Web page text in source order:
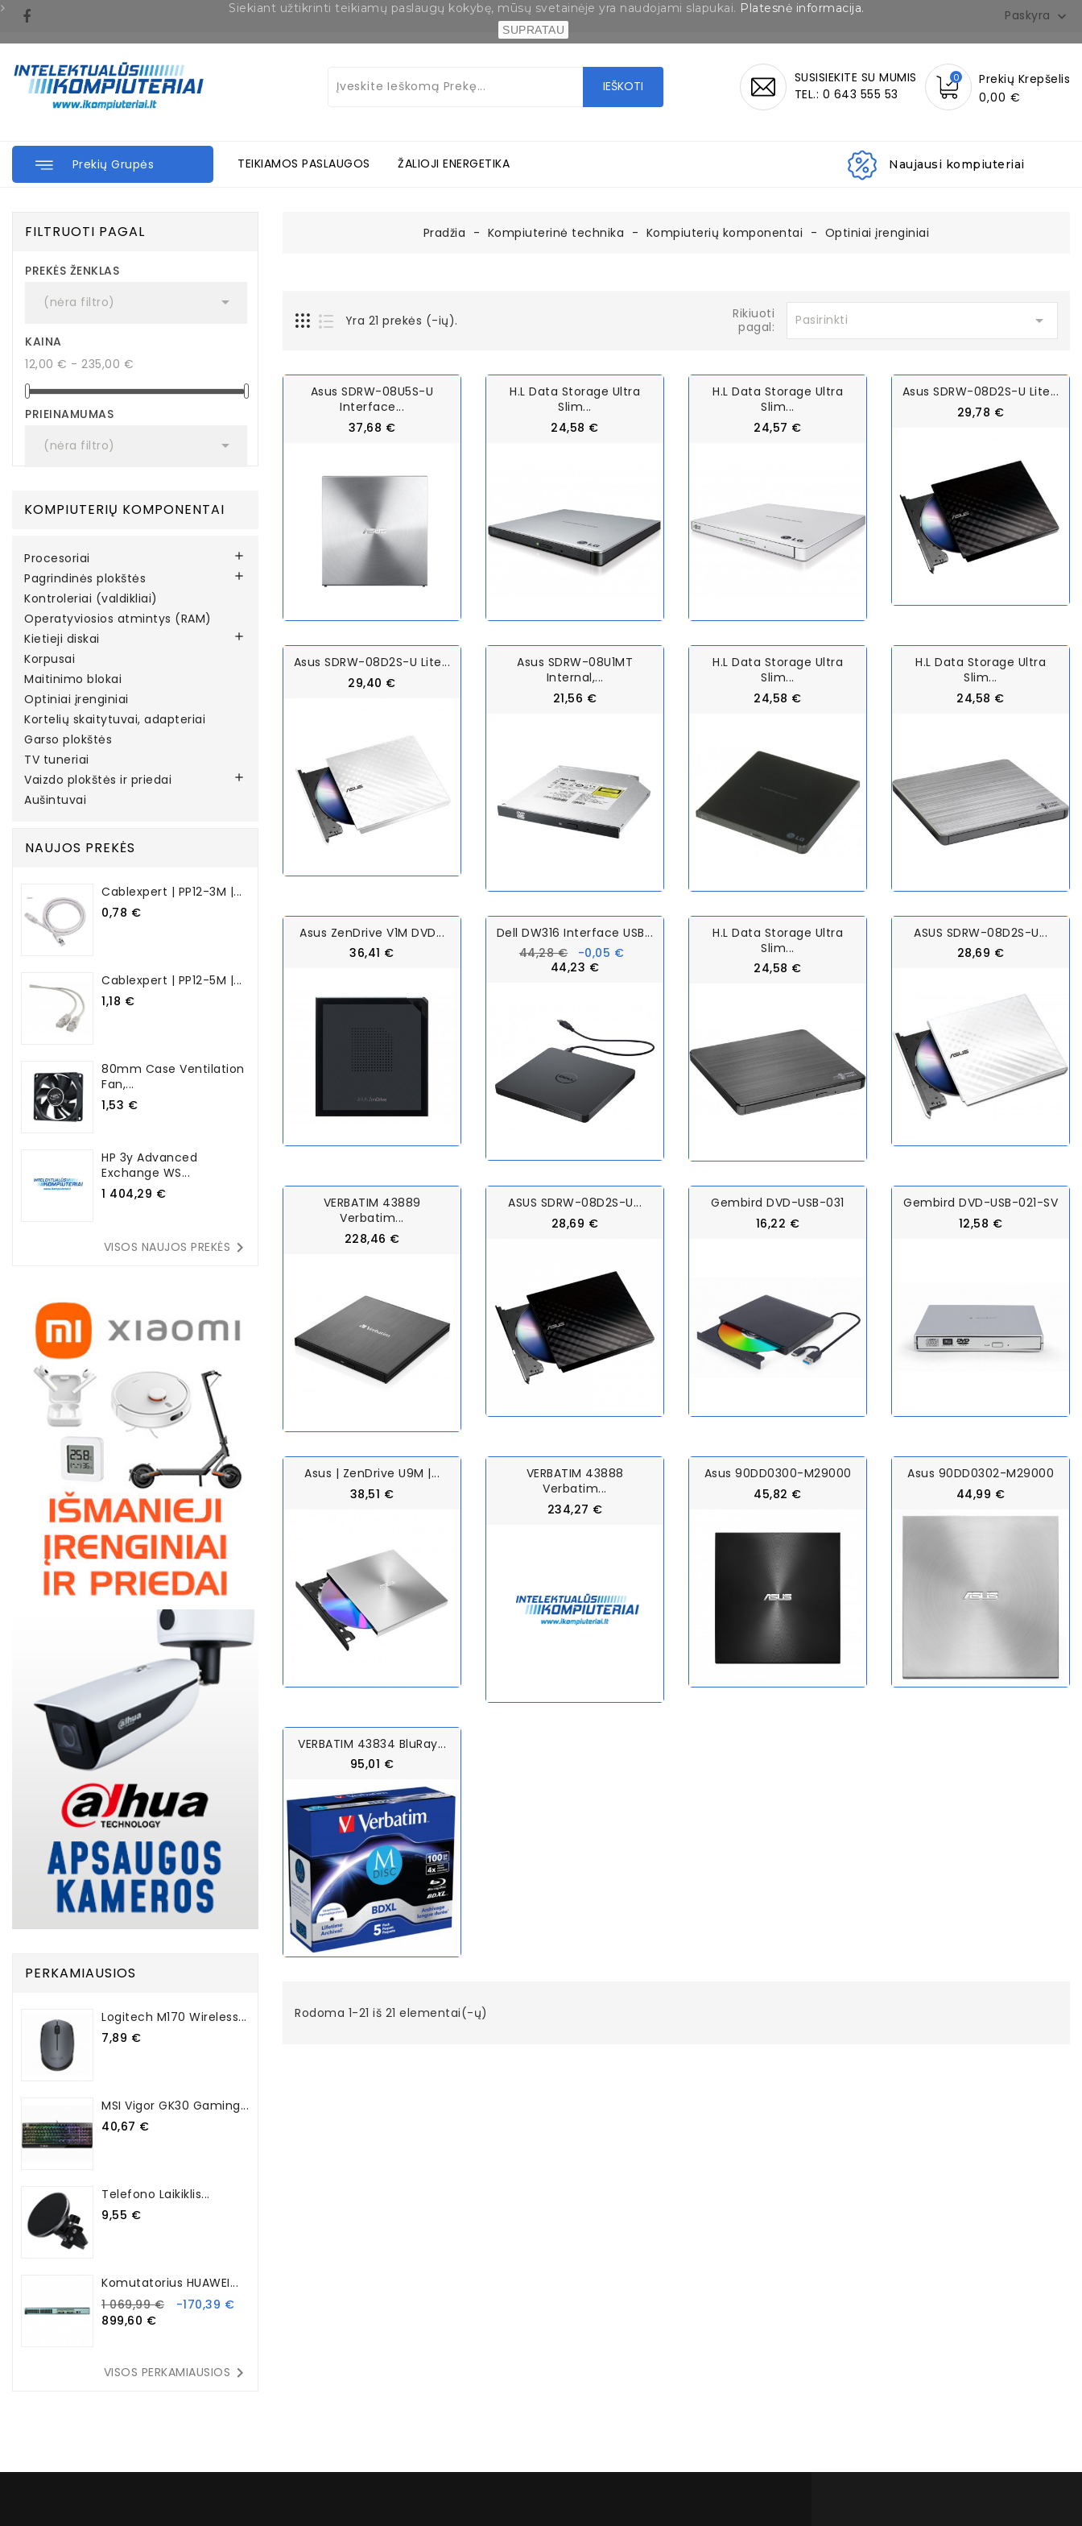
Paskyra 
IEŠKOTI
Prekių Krepšelis
0,00 €
0
SUSISIEKITE SU MUMIS
TEL.: 0 643 555 53
Naujausi kompiuteriai
Prekių Grupės TEIKIAMOS PASLAUGOS ŽALIOJI ENERGETIKA
FILTRUOTI PAGAL
PREKĖS ŽENKLAS
(nėra filtro)

KAINA
12,00 € - 235,00 €
PRIEINAMUMAS
(nėra filtro)

KOMPIUTERIŲ KOMPONENTAI
Procesoriai 
Pagrindinės plokštės 
Kontroleriai (valdikliai)
Operatyviosios atmintys (RAM)
Kietieji diskai

Korpusai
Maitinimo blokai
Optiniai įrenginiai
Kortelių skaitytuvai, adapteriai
Garso plokštės
TV tuneriai
Vaizdo plokštės ir priedai

Aušintuvai
NAUJOS PREKĖS
Cablexpert | PP12-3M |...
0,78 €
Cablexpert | PP12-5M |...
1,18 €
80mm Case Ventilation
Fan,...
1,53 €
HP 3y Advanced
Exchange WS...
1 404,29 €
VISOS NAUJOS PREKĖS 
PERKAMIAUSIOS
Logitech M170 Wireless...
7,89 €
MSI Vigor GK30 Gaming...
40,67 €
Telefono Laikiklis...
9,55 €
Komutatorius HUAWEI...
1 069,99 €
-170,39 €
899,60 €
VISOS PERKAMIAUSIOS 
Pradžia Kompiuterinė technika Kompiuterių komponentai Optiniai įrenginiai
Yra 21 prekės (-ių).
Rikiuoti
pagal:
Pasirinkti 
Asus SDRW-08U5S-U
Interface...
37,68 €
H.L Data Storage Ultra
Slim...
24,58 €
H.L Data Storage Ultra
Slim...
24,57 €
Asus SDRW-08D2S-U Lite...
29,78 €
Asus SDRW-08D2S-U Lite...
29,40 €
Asus SDRW-08U1MT
Internal,...
21,56 €
H.L Data Storage Ultra
Slim...
24,58 €
H.L Data Storage Ultra
Slim...
24,58 €
Asus ZenDrive V1M DVD...
36,41 €
Dell DW316 Interface USB...
44,28 €
-0,05 €
44,23 €
H.L Data Storage Ultra
Slim...
24,58 €
ASUS SDRW-08D2S-U...
28,69 €
VERBATIM 43889
Verbatim...
228,46 €
ASUS SDRW-08D2S-U...
28,69 €
Gembird DVD-USB-031
16,22 €
Gembird DVD-USB-021-SV
12,58 €
Asus | ZenDrive U9M |...
38,51 €
VERBATIM 43888
Verbatim...
234,27 €
Asus 90DD0300-M29000
45,82 €
Asus 90DD0302-M29000
44,99 €
VERBATIM 43834 BluRay...
95,01 €
Rodoma 1-21 iš 21 elementai(-ų)
Siekiant užtikrinti teikiamų paslaugų kokybę, mūsų svetainėje yra naudojami slapukai. Platesnė informacija.
SUPRATAU